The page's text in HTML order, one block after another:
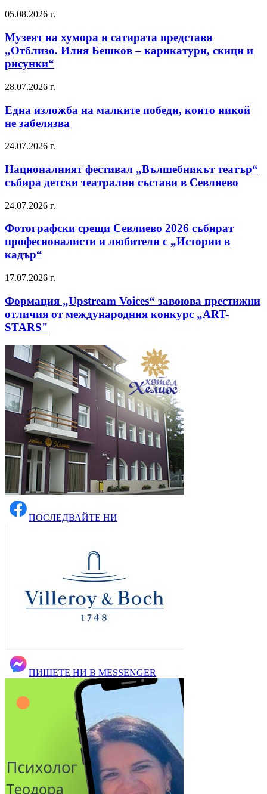
05.08.2026 г.
Музеят на хумора и сатирата представя
„Отблизо. Илия Бешков – карикатури, скици и
рисунки“
28.07.2026 г.
Една изложба на малките победи, които никой
не забелязва
24.07.2026 г.
Националният фестивал „Вълшебникът театър“
събира детски театрални състави в Севлиево
24.07.2026 г.
Фотографски срещи Севлиево 2026 събират
професионалисти и любители с „Истории в
кадър“
17.07.2026 г.
Формация „Upstream Voices“ завоюва престижни
отличия от международния конкурс „ART-
STARS"
ПОСЛЕДВАЙТЕ НИ
ПИШЕТЕ НИ В MESSENGER